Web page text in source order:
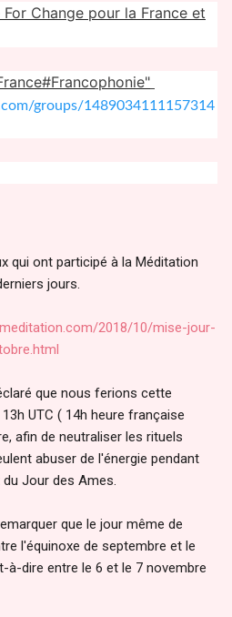
Change pour la France et
groups/1489034111157314
qui ont participé à la Méditation
jours.
2018/10/mise-jour-
que nous ferions cette
UTC ( 14h heure française
afin de neutraliser les rituels
abuser de l'énergie pendant
Jour des Ames.
que le jour même de
l'équinoxe de septembre et le
dire entre le 6 et le 7 novembre